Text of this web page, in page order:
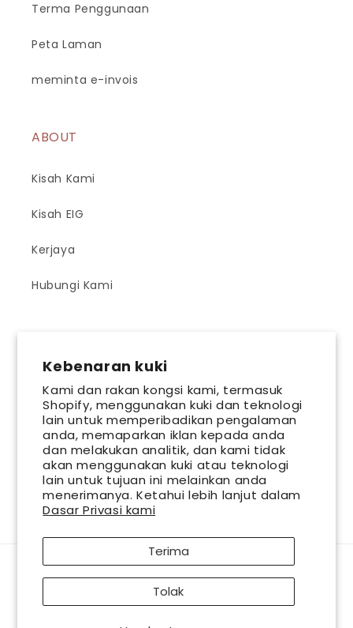
Kebenaran kuki
Kami dan rakan kongsi kami, termasuk
Shopify, menggunakan kuki dan teknologi
lain untuk memperibadikan pengalaman
anda, memaparkan iklan kepada anda
dan melakukan analitik, dan kami tidak
akan menggunakan kuki atau teknologi
lain untuk tujuan ini melainkan anda
menerimanya. Ketahui lebih lanjut dalam
Dasar Privasi kami
Terima
Tolak
Terma Penggunaan
Peta Laman
meminta e-invois
ABOUT
Kisah Kami
Kisah EIG
Kerjaya
Hubungi Kami
IKUTI KAMI
FacebookInstagramYouTube
SIGN UP FOR OUR NEWSLETTER
Emel
Kaedah
pembayaran
great skin health. Look and feel your best with AsterSpring, and together